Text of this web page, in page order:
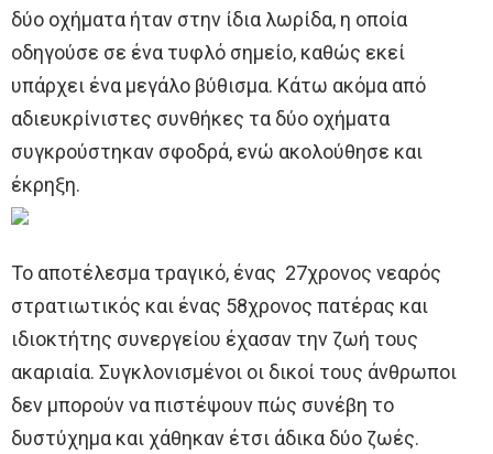
δύο οχήματα ήταν στην ίδια λωρίδα, η οποία
οδηγούσε σε ένα τυφλό σημείο, καθώς εκεί
υπάρχει ένα μεγάλο βύθισμα. Κάτω ακόμα από
αδιευκρίνιστες συνθήκες τα δύο οχήματα
συγκρούστηκαν σφοδρά, ενώ ακολούθησε και
έκρηξη.
Το αποτέλεσμα τραγικό, ένας 27χρονος νεαρός
στρατιωτικός και ένας 58χρονος πατέρας και
ιδιοκτήτης συνεργείου έχασαν την ζωή τους
ακαριαία. Συγκλονισμένοι οι δικοί τους άνθρωποι
δεν μπορούν να πιστέψουν πώς συνέβη το
δυστύχημα και χάθηκαν έτσι άδικα δύο ζωές.